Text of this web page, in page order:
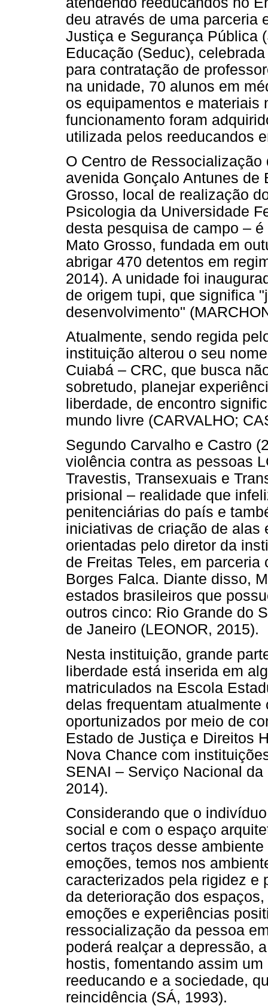
deu através de uma parceria
Justiça e Segurança Pública
Educação (Seduc),
para contratação de
na unidade, 70 alunos em
os equipamentos e materiais
funcionamento foram
utilizada pelos reeducandos
O Centro de
avenida Gonçalo Antunes de
Grosso, local de realização
Psicologia da Universidade
desta pesquisa de campo –
Mato Grosso, fundada em
abrigar 470 detentos em
2014). A unidade foi
de origem tupi, que significa
desenvolvimento"
Atualmente, sendo regida
instituição alterou o seu
Cuiabá – CRC, que busca
sobretudo, planejar
liberdade, de encontro
mundo livre (CARVALHO;
Segundo Carvalho e Castro
violência contra as pessoas
Travestis, Transexuais e
prisional – realidade que
penitenciárias do país e
iniciativas de criação de
orientadas pelo diretor da
de Freitas Teles, em
Borges Falca. Diante disso,
estados brasileiros que
outros cinco: Rio Grande do
de Janeiro (LEONOR, 2015).
Nesta instituição, grande
liberdade está inserida em
matriculados na Escola
delas frequentam
oportunizados por meio de
Estado de Justiça e Direitos
Nova Chance com
SENAI – Serviço Nacional
2014).
Considerando que o
social e com o espaço
certos traços desse
emoções, temos nos
caracterizados pela rigidez e
da deterioração dos
emoções e experiências
ressocialização da pessoa
poderá realçar a depressão,
hostis, fomentando assim
reeducando e a sociedade,
reincidência (SÁ, 1993).